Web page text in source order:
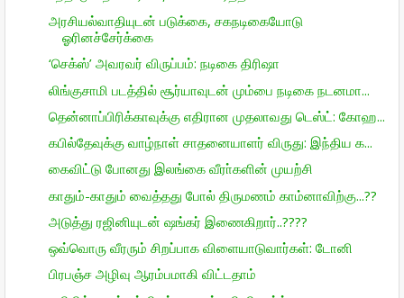
அரசியல்வாதியுடன் படுக்கை, சகநடிகையோடு
ஓரினச்சேர்க்கை
‘செக்ஸ்’ அவரவர் விருப்பம்: நடிகை திரிஷா
லிங்குசாமி படத்தில் சூர்யாவுடன் மும்பை நடிகை நடனமா...
தென்னாப்பிரிக்காவுக்கு எதிரான முதலாவது டெஸ்ட்: கோஹ...
கபில்தேவுக்கு வாழ்நாள் சாதனையாளர் விருது: இந்திய க...
கைவிட்டு போனது இலங்கை வீரா்களின் முயற்சி
காதும்-காதும் வைத்தது போல் திருமணம் காம்னாவிற்கு...??
அடுத்து ரஜினியுடன் ஷங்கர் இணைகிறார்..????
ஒவ்வொரு வீரரும் சிறப்பாக விளையாடுவார்கள்: டோனி
பிரபஞ்ச அழிவு ஆரம்பமாகி விட்டதாம்